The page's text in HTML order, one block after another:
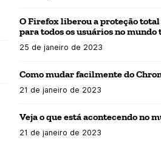
O Firefox liberou a proteção
para todos os usuários no mundo
25 de janeiro de 2023
Como mudar facilmente do
21 de janeiro de 2023
Veja o que está acontecendo no
21 de janeiro de 2023